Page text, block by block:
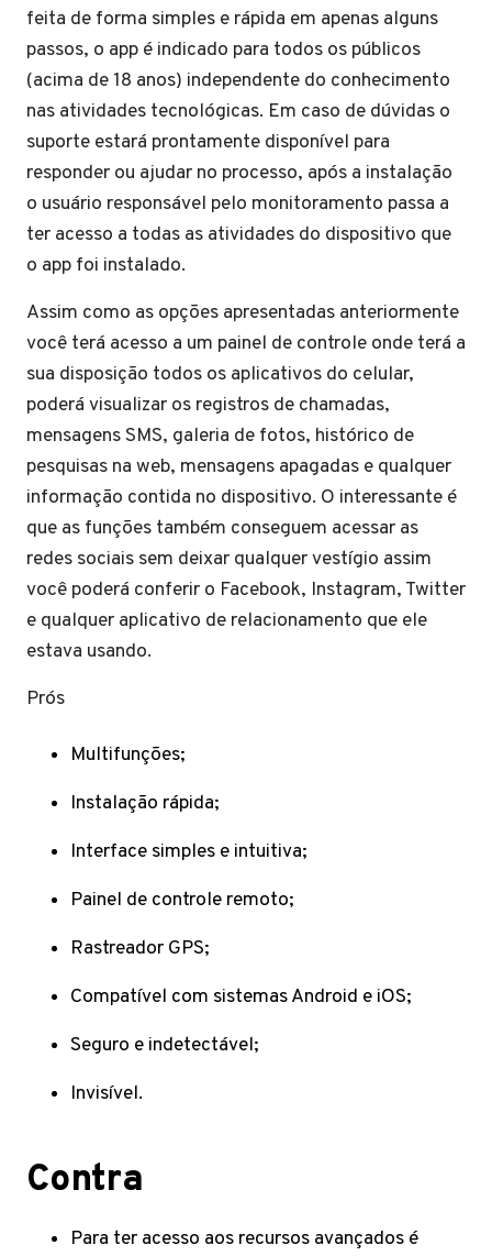
feita de forma simples e rápida em apenas alguns
passos, o app é indicado para todos os públicos
(acima de 18 anos) independente do conhecimento
nas atividades tecnológicas. Em caso de dúvidas o
suporte estará prontamente disponível para
responder ou ajudar no processo, após a instalação
o usuário responsável pelo monitoramento passa a
ter acesso a todas as atividades do dispositivo que
o app foi instalado.
Assim como as opções apresentadas anteriormente
você terá acesso a um painel de controle onde terá a
sua disposição todos os aplicativos do celular,
poderá visualizar os registros de chamadas,
mensagens SMS, galeria de fotos, histórico de
pesquisas na web, mensagens apagadas e qualquer
informação contida no dispositivo. O interessante é
que as funções também conseguem acessar as
redes sociais sem deixar qualquer vestígio assim
você poderá conferir o Facebook, Instagram, Twitter
e qualquer aplicativo de relacionamento que ele
estava usando.
Prós
Multifunções;
Instalação rápida;
Interface simples e intuitiva;
Painel de controle remoto;
Rastreador GPS;
Compatível com sistemas Android e iOS;
Seguro e indetectável;
Invisível.
Contra
Para ter acesso aos recursos avançados é